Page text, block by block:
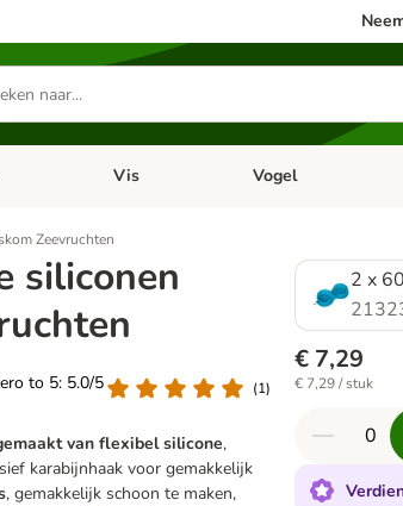
ApotheekOpen categorie menu: Kleine dieren
Vis Open categorie
Vogel
Zeevruchten
siliconen
to 5: 5.0/5
(1)
van flexibel silicone,
karabijnhaak voor gemakkelijk
, gemakkelijk schoon te maken,
2 x
€ 7,29
€ 7,29 / stuk